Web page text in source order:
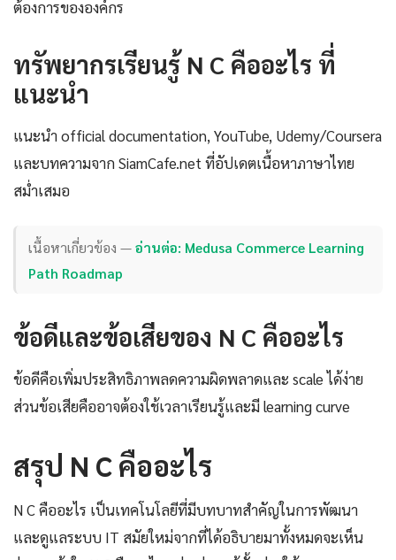
ต้องการขององค์กร
ทรัพยากรเรียนรู้ N C คืออะไร ที่
แนะนำ
แนะนำ official documentation, YouTube, Udemy/Coursera
และบทความจาก SiamCafe.net ที่อัปเดตเนื้อหาภาษาไทย
สม่ำเสมอ
เนื้อหาเกี่ยวข้อง —อ่านต่อ: Medusa Commerce Learning
Path Roadmap
ข้อดีและข้อเสียของ N C คืออะไร
ข้อดีคือเพิ่มประสิทธิภาพลดความผิดพลาดและ scale ได้ง่าย
ส่วนข้อเสียคืออาจต้องใช้เวลาเรียนรู้และมี learning curve
สรุป N C คืออะไร
N C คืออะไร เป็นเทคโนโลยีที่มีบทบาทสำคัญในการพัฒนา
และดูแลระบบ IT สมัยใหม่จากที่ได้อธิบายมาทั้งหมดจะเห็น